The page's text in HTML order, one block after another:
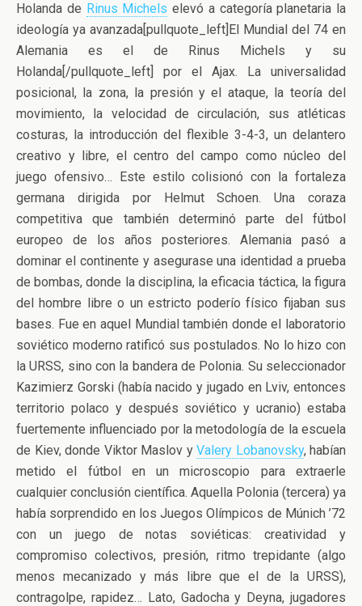
Holanda de Rinus Michels elevó a categoría planetaria la
ideología ya avanzada[pullquote_left]El Mundial del 74 en
Alemania es el de Rinus Michels y su
Holanda[/pullquote_left] por el Ajax. La universalidad
posicional, la zona, la presión y el ataque, la teoría del
movimiento, la velocidad de circulación, sus atléticas
costuras, la introducción del flexible 3-4-3, un delantero
creativo y libre, el centro del campo como núcleo del
juego ofensivo… Este estilo colisionó con la fortaleza
germana dirigida por Helmut Schoen. Una coraza
competitiva que también determinó parte del fútbol
europeo de los años posteriores. Alemania pasó a
dominar el continente y asegurase una identidad a prueba
de bombas, donde la disciplina, la eficacia táctica, la figura
del hombre libre o un estricto poderío físico fijaban sus
bases. Fue en aquel Mundial también donde el laboratorio
soviético moderno ratificó sus postulados. No lo hizo con
la URSS, sino con la bandera de Polonia. Su seleccionador
Kazimierz Gorski (había nacido y jugado en Lviv, entonces
territorio polaco y después soviético y ucranio) estaba
fuertemente influenciado por la metodología de la escuela
de Kiev, donde Viktor Maslov y Valery Lobanovsky, habían
metido el fútbol en un microscopio para extraerle
cualquier conclusión científica. Aquella Polonia (tercera) ya
había sorprendido en los Juegos Olímpicos de Múnich ’72
con un juego de notas soviéticas: creatividad y
compromiso colectivos, presión, ritmo trepidante (algo
menos mecanizado y más libre que el de la URSS),
contragolpe, rapidez… Lato, Gadocha y Deyna, jugadores